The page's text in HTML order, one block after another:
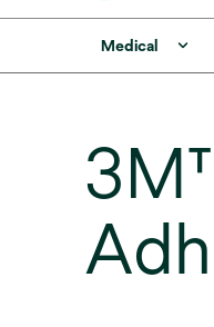
Medical